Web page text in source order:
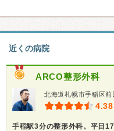
近くの病院
ARCO整形外科
北海道札幌市手稲区前
4.38
手稲駅3分の整形外科。平日